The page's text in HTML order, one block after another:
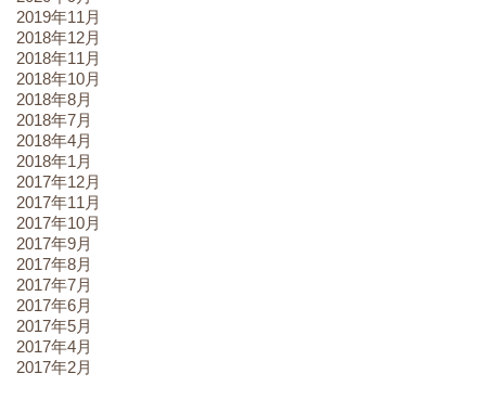
2019年11月
2018年12月
2018年11月
2018年10月
2018年8月
2018年7月
2018年4月
2018年1月
2017年12月
2017年11月
2017年10月
2017年9月
2017年8月
2017年7月
2017年6月
2017年5月
2017年4月
2017年2月